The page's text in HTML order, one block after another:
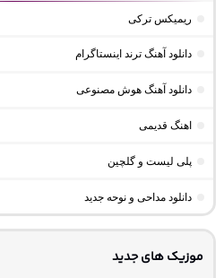
ریمیکس ترکی
دانلود آهنگ ترند اینستاگرام
دانلود آهنگ هوش مصنوعی
اهنگ قدیمی
پلی لیست و گلچین
دانلود مداحی و نوحه جدید
موزیک های جدید